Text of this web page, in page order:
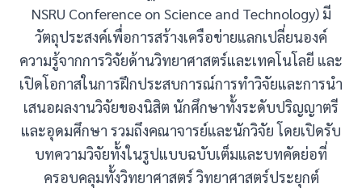
NSRU Conference on Science and Technology) มี
วัตถุประสงค์เพื่อการสร้างเครือข่ายแลกเปลี่ยนองค์
ความรู้จากการวิจัยด้านวิทยาศาสตร์และเทคโนโลยี และ
เปิดโอกาสในการฝึกประสบการณ์การทำวิจัยและการนำ
เสนอผลงานวิจัยของนิสิต นักศึกษาทั้งระดับปริญญาตรี
และอุดมศึกษา รวมถึงคณาจารย์และนักวิจัย โดยเปิดรับ
บทความวิจัยทั้งในรูปแบบฉบับเต็มและบทคัดย่อที่
ครอบคลุมทั้งวิทยาศาสตร์ วิทยาศาสตร์ประยุกต์